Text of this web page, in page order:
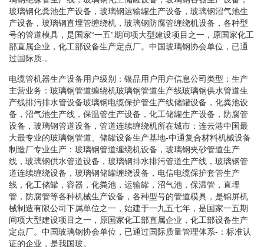
玻璃钢化粪池生产设备，玻璃钢运输罐生产设备，玻璃钢沼气池生
产设备，玻璃钢直埋管缠绕机，玻璃钢防腐管缠绕机设备，各种型
号的管道模具，是国家“一五”期间项大型建设项目之一，原国家化工
部直属企业，化工部设备生产定点厂。中国玻璃钢协会单位，已通
过国际质.。
电缆管机器生产设备用户级别：银品用户用户信息公司类型：生产
主营业务：玻璃钢管道缠绕机玻璃钢管道生产线玻璃钢供水管道生
产线排污排水管设备玻璃钢电缆保护管生产线储罐设备，化粪池设
备，沼气池生产线，保温管生产设备，化工储罐生产设备，防腐管
设备，玻璃钢管道设备，管道连续缠绕机所在城市：连云港中国最
大最专业的玻璃钢管道、储罐设备生产基地-中通复合材料机械设备
制造厂专业生产：玻璃钢管道缠绕机设备，玻璃钢夹砂管道生产
线，玻璃钢供水管道设备，玻璃钢排水排污管道生产线，玻璃钢管
道连续缠绕设备，玻璃钢储罐缠绕设备，电信电缆保护套管生产
线，化工储罐，容器，化粪池，运输罐，沼气池，保温管，直埋
管，防腐管等各种机械生产设备，各种型号的管道模具，是锦屏机
械制造有限公司下属单位之一，始建于一九五七年，是国家一五期
间项大型建设项目之一，原国家化工部直属企业，化工部设备生产
定点厂。中国玻璃钢协会单位，已通过国际质量管理体系-：标准认
证的企业，是我国玻。